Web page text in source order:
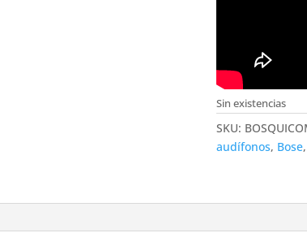
Sin existencias
SKU:
audífonos, Bose,